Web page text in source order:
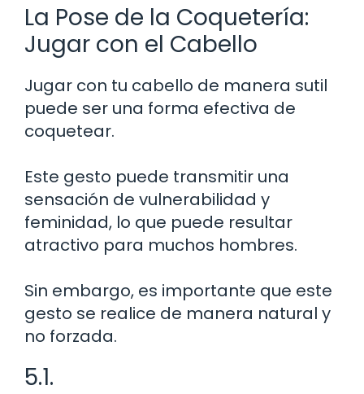
La Pose de la Coquetería:
Jugar con el Cabello
Jugar con tu cabello de manera sutil
puede ser una forma efectiva de
coquetear.
Este gesto puede transmitir una
sensación de vulnerabilidad y
feminidad, lo que puede resultar
atractivo para muchos hombres.
Sin embargo, es importante que este
gesto se realice de manera natural y
no forzada.
5.1.